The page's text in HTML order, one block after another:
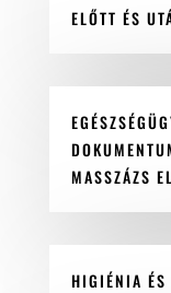
ELŐTT ÉS
MASSZÁZS
HIGIÉNIA ÉS